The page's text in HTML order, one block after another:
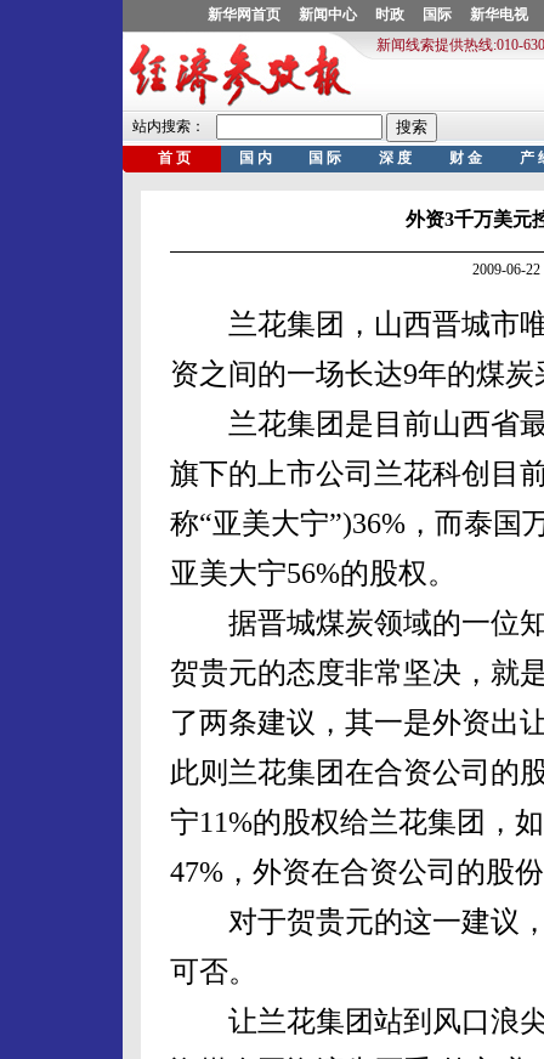
外资3千万美元
2009-06-
兰花集团，山西晋城市唯
资之间的一场长达9年的煤
兰花集团是目前山西省最
旗下的上市公司兰花科创目
称“亚美大宁”)36%，而泰国
亚美大宁56%的股权。
据晋城煤炭领域的一位知
贺贵元的态度非常坚决，就
了两条建议，其一是外资出
此则兰花集团在合资公司的
宁11%的股权给兰花集团，
47%，外资在合资公司的股
对于贺贵元的这一建议，
可否。
让兰花集团站到风口浪尖